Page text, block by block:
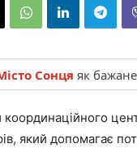
Сонця як
координаційного
який допомагає